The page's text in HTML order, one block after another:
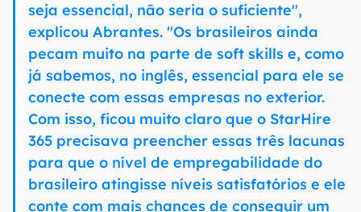
seja essencial, não seria o suficiente",
explicou Abrantes. "Os brasileiros ainda
pecam muito na parte de soft skills e, como
já sabemos, no inglês, essencial para ele se
conecte com essas empresas no exterior.
Com isso, ficou muito claro que o StarHire
365 precisava preencher essas três lacunas
para que o nível de empregabilidade do
brasileiro atingisse níveis satisfatórios e ele
conte com mais chances de conseguir um